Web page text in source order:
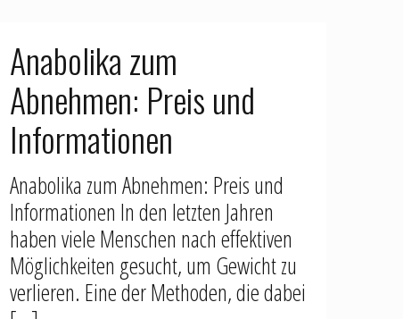
Anabolika zum
Abnehmen: Preis und
Informationen
Anabolika zum Abnehmen: Preis und
Informationen In den letzten Jahren
haben viele Menschen nach effektiven
Möglichkeiten gesucht, um Gewicht zu
verlieren. Eine der Methoden, die dabei